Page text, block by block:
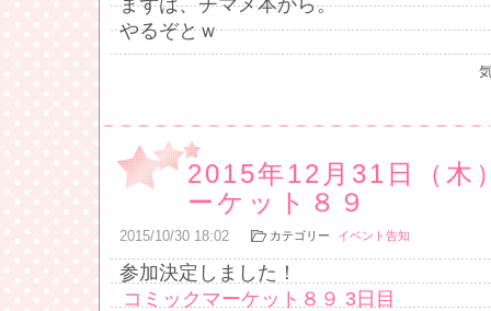
まずは、チマメ本から。
やるぞとｗ
2015年12月31日（木
ーケット８９
2015/10/30 18:02 カテゴリー イベント告知
参加決定しました！
コミックマーケット８９ 3日目